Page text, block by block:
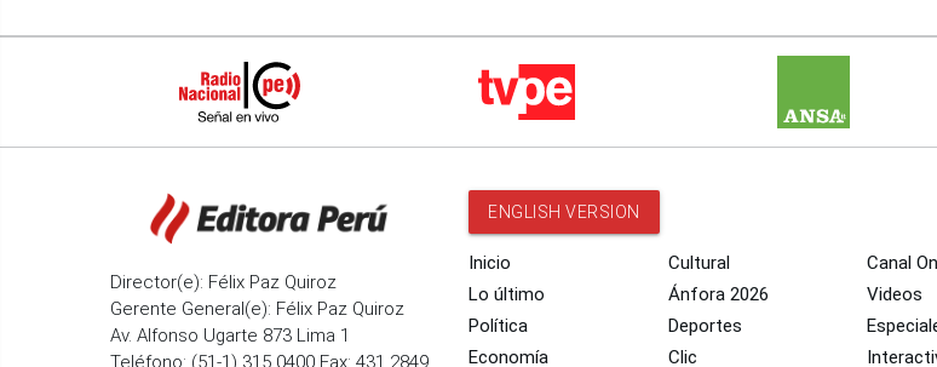
Director(e): Félix Paz Quiroz
Gerente General(e): Félix Paz Quiroz
Av. Alfonso Ugarte 873 Lima 1
Teléfono: (51-1) 315 0400 Fax: 431 2849
ENGLISH VERSION
Inicio
Lo último
Política
Economía
Cultural
Ánfora 2026
Deportes
Clic
Canal
Videos